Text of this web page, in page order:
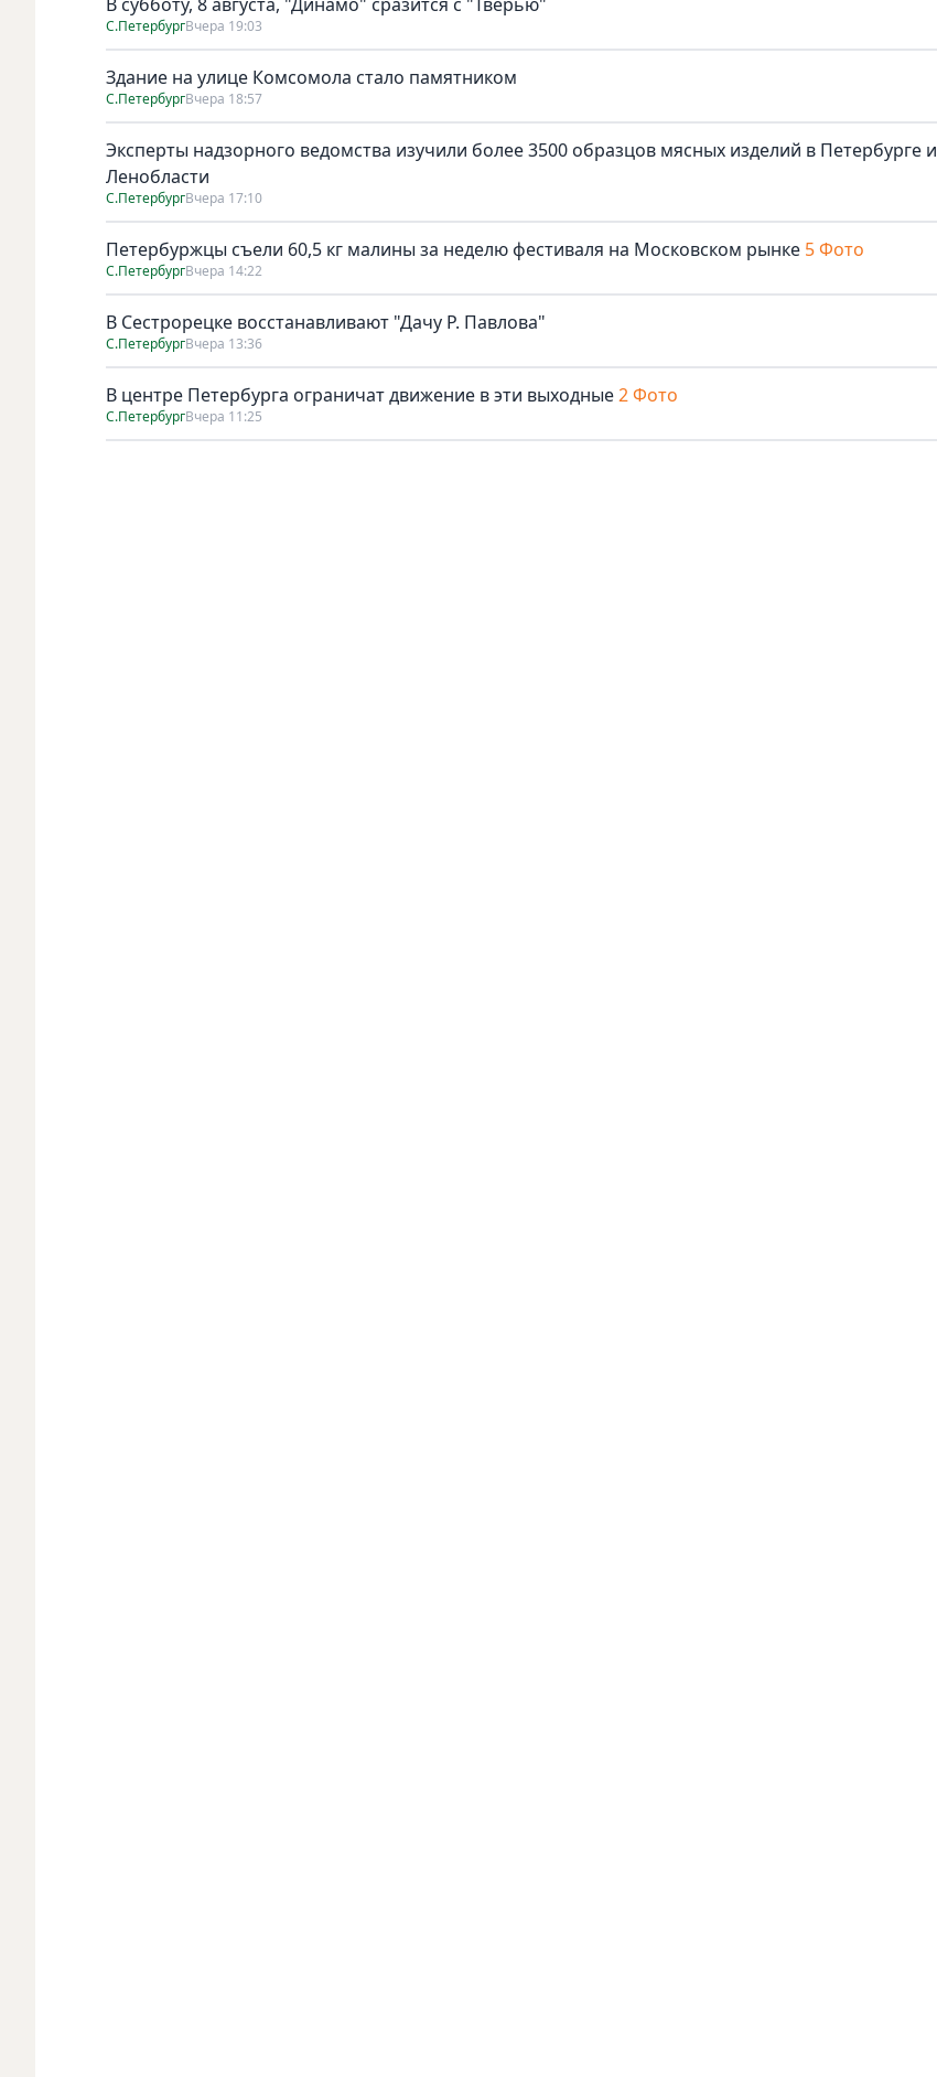
С.ПетербургВчера 19:03
Здание на улице Комсомола стало памятником
С.ПетербургВчера 18:57
Эксперты надзорного ведомства изучили более 3500 образцов мясных изделий в Петербурге и
Ленобласти
С.ПетербургВчера 17:10
Петербуржцы съели 60,5 кг малины за неделю фестиваля на Московском рынке 5 Фото
С.ПетербургВчера 14:22
В Сестрорецке восстанавливают "Дачу Р. Павлова"
С.ПетербургВчера 13:36
В центре Петербурга ограничат движение в эти выходные2 Фото
С.ПетербургВчера 11:25